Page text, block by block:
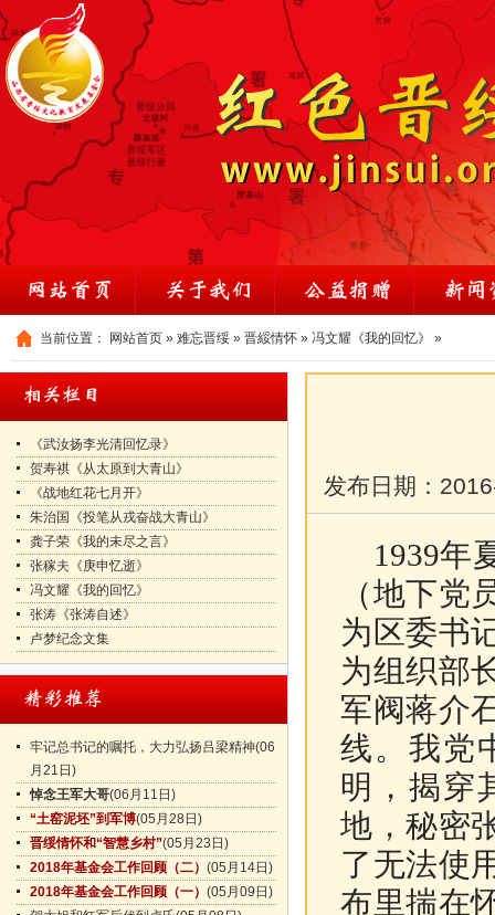
当前位置： 网站首页 » 难忘晋绥 » 晋綏情怀 » 冯文耀《我的回忆》 »
《武汝扬李光清回忆录》
贺寿祺《从太原到大青山》
《战地红花七月开》
朱治国《投笔从戎奋战大青山》
龚子荣《我的未尽之言》
张稼夫《庚申忆逝》
冯文耀《我的回忆》
张涛《张涛自述》
卢梦纪念文集
牢记总书记的嘱托，大力弘扬吕梁精神(06
月21日)
悼念王军大哥(06月11日)
“土窑泥坯”到军博(05月28日)
晋绥情怀和“智慧乡村”(05月23日)
2018年基金会工作回顾（二） (05月14日)
2018年基金会工作回顾（一） (05月09日)
发布日期：
1939年
（地下党
为区委书
为组织部
军阀蒋介
线。我党
明，揭穿
地，秘密
了无法使
布里揣在